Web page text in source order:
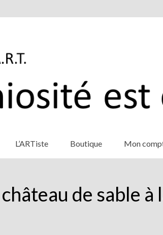
L’ARTiste Boutique Mon
de sable à